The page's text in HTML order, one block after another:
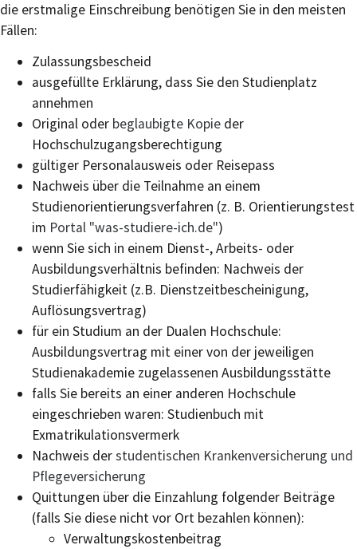
die erstmalige Einschreibung benötigen Sie in den meisten
Fällen:
Zulassungsbescheid
ausgefüllte Erklärung, dass Sie den Studienplatz
annehmen
Original oder beglaubigte Kopie der
Hochschulzugangsberechtigung
gültiger Personalausweis oder Reisepass
Nachweis über die Teilnahme an einem
Studienorientierungsverfahren (z. B. Orientierungstest
im Portal "was-studiere-ich.de")
wenn Sie sich in einem Dienst-, Arbeits- oder
Ausbildungsverhältnis befinden: Nachweis der
Studierfähigkeit (z.B. Dienstzeitbescheinigung,
Auflösungsvertrag)
für ein Studium an der Dualen Hochschule:
Ausbildungsvertrag mit einer von der jeweiligen
Studienakademie zugelassenen Ausbildungsstätte
falls Sie bereits an einer anderen Hochschule
eingeschrieben waren: Studienbuch mit
Exmatrikulationsvermerk
Nachweis derstudentischen Krankenversicherung und
Pflegeversicherung
Quittungen über die Einzahlung folgender Beiträge
(falls Sie diese nicht vor Ort bezahlen können):
Verwaltungskostenbeitrag